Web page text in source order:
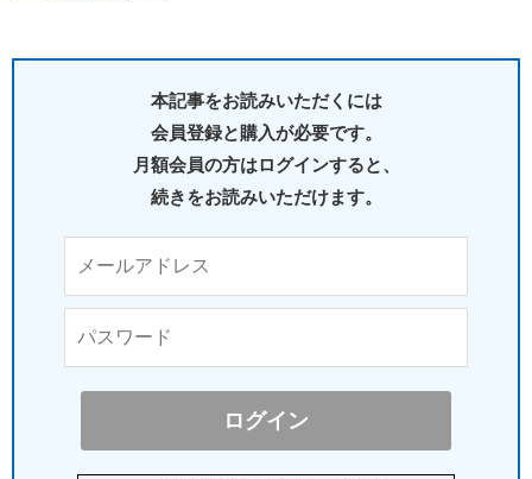
本記事をお読みいただくには
会員登録と購入が必要です。
月額会員の方はログインすると、
続きをお読みいただけます。